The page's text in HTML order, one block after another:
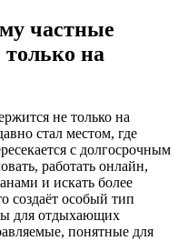
частные
на
не только на
стал местом, где
с долгосрочным
работать онлайн,
и искать более
создаёт особый тип
для отдыхающих
понятные для